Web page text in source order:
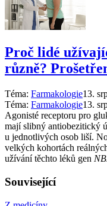
Proč lidé
různě?
Téma: Farmakologie13.
Téma: Farmakologie13.
Agonisté receptoru pro
mají slibný antiobezitický
u jednotlivých osob liší.
velkých kohortách
užívání těchto léků gen
Související